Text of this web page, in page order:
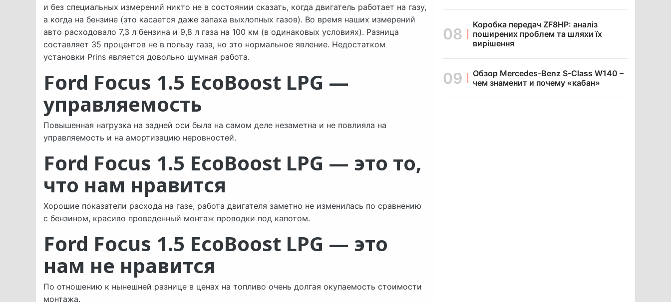
и без специальных измерений никто не в состоянии сказать, когда двигатель работает на газу,
а когда на бензине (это касается даже запаха выхлопных газов). Во время наших измерений
авто расходовало 7,3 л бензина и 9,8 л газа на 100 км (в одинаковых условиях). Разница
составляет 35 процентов не в пользу газа, но это нормальное явление. Недостатком
установки Prins является довольно шумная работа.
Ford Focus 1.5 EcoBoost LPG —
управляемость
Повышенная нагрузка на задней оси была на самом деле незаметна и не повлияла на
управляемость и на амортизацию неровностей.
Ford Focus 1.5 EcoBoost LPG — это то,
что нам нравится
Хорошие показатели расхода на газе, работа двигателя заметно не изменилась по сравнению
с бензином, красиво проведенный монтаж проводки под капотом.
Ford Focus 1.5 EcoBoost LPG — это
нам не нравится
По отношению к нынешней разнице в ценах на топливо очень долгая окупаемость стоимости
монтажа.
Коробка передач ZF8HP: аналіз
поширених проблем та шляхи їх
вирішення
Обзор Mercedes-Benz S-Class W140 –
чем знаменит и почему «кабан»